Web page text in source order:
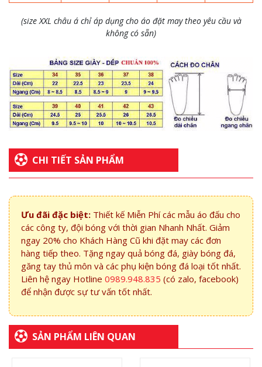
(size XXL châu á chỉ áp dụng cho áo đặt may theo yêu cầu và
không có sẵn)
CHI TIẾT SẢN PHẨM
Ưu đãi đặc biệt: Thiết kế Miễn Phí các mẫu áo đấu cho
các công ty, đội bóng với thời gian Nhanh Nhất. Giảm
ngay 20% cho Khách Hàng Cũ khi đặt may các đơn
hàng tiếp theo. Tặng ngay quả bóng đá, giày bóng đá,
găng tay thủ môn và các phụ kiện bóng đá loại tốt nhất.
Liên hệ ngay Hotline 0989.948.835 (có zalo, facebook)
để nhận được sự tư vấn tốt nhất.
SẢN PHẨM LIÊN QUAN